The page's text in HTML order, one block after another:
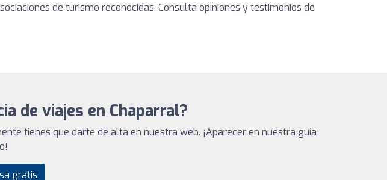
de turismo reconocidas. Consulta opiniones y testimonios de
de viajes en Chaparral?
tienes que darte de alta en nuestra web. ¡Aparecer en nuestra guía
gratis